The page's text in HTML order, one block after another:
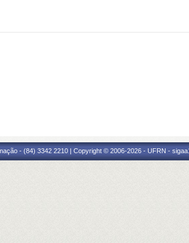
- (84) 3342 2210 | Copyright © 2006-2026 - UFRN -